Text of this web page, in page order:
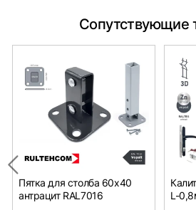
Сопутствующие
Пятка для столба 60x40
антрацит RAL7016
L-